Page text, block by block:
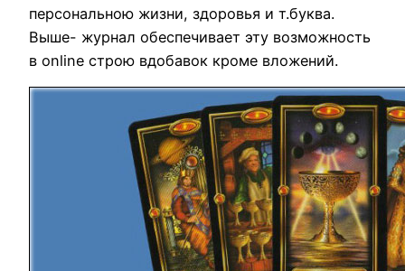
персональною жизни, здоровья и т.буква.
Выше- журнал обеспечивает эту возможность
в online строю вдобавок кроме вложений.